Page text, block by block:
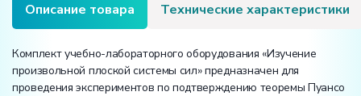
Описание товара Технические характеристики
Комплект учебно-лабораторного оборудования «Изучение
произвольной плоской системы сил» предназначен для
проведения экспериментов по подтверждению теоремы Пуансо